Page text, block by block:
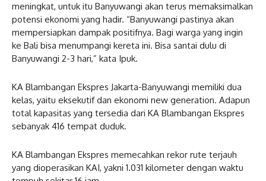
meningkat, untuk itu Banyuwangi akan terus memaksimalkan
potensi ekonomi yang hadir. “Banyuwangi pastinya akan
mempersiapkan dampak positifnya. Bagi warga yang ingin
ke Bali bisa menumpangi kereta ini. Bisa santai dulu di
Banyuwangi 2-3 hari,” kata Ipuk.
KA Blambangan Ekspres Jakarta-Banyuwangi memiliki dua
kelas, yaitu eksekutif dan ekonomi new generation. Adapun
total kapasitas yang tersedia dari KA Blambangan Ekspres
sebanyak 416 tempat duduk.
KA Blambangan Ekspres memecahkan rekor rute terjauh
yang dioperasikan KAI, yakni 1.031 kilometer dengan waktu